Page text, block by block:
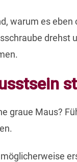
warum es
graue Maus?